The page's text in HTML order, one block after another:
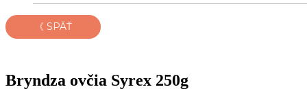
《 SPÄŤ
Bryndza ovčia Syrex 250g